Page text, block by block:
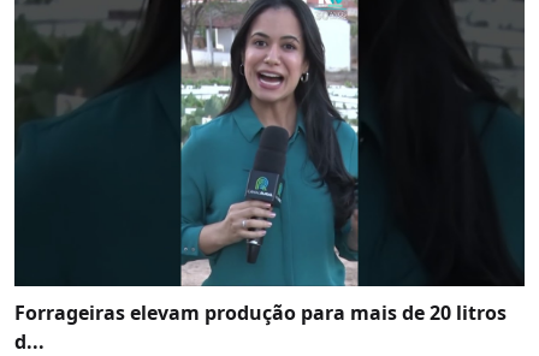
Forrageiras elevam produção para mais de 20 litros
d...